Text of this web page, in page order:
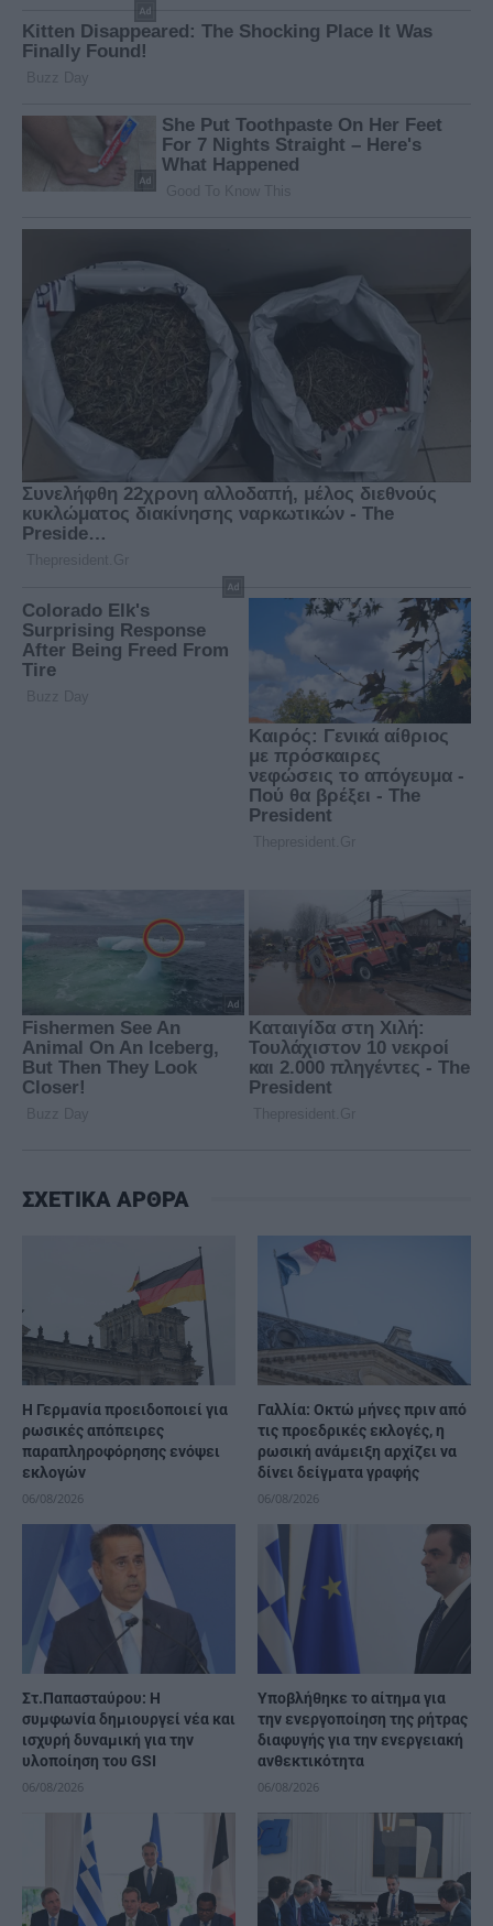
ΣΧΕΤΙΚΑ ΑΡΘΡΑ
Η Γερμανία προειδοποιεί για
ρωσικές απόπειρες
παραπληροφόρησης ενόψει
εκλογών
06/08/2026
Γαλλία: Οκτώ μήνες πριν από
τις προεδρικές εκλογές, η
ρωσική ανάμειξη αρχίζει να
δίνει δείγματα γραφής
06/08/2026
Στ.Παπασταύρου: Η
συμφωνία δημιουργεί νέα και
ισχυρή δυναμική για την
υλοποίηση του GSI
06/08/2026
Υποβλήθηκε το αίτημα για
την ενεργοποίηση της ρήτρας
διαφυγής για την ενεργειακή
ανθεκτικότητα
06/08/2026